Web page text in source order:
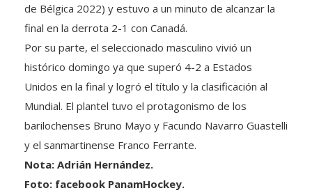
de Bélgica 2022) y estuvo a un minuto de alcanzar la
final en la derrota 2-1 con Canadá.
Por su parte, el seleccionado masculino vivió un
histórico domingo ya que superó 4-2 a Estados
Unidos en la final y logró el título y la clasificación al
Mundial. El plantel tuvo el protagonismo de los
barilochenses Bruno Mayo y Facundo Navarro Guastelli
y el sanmartinense Franco Ferrante.
Nota: Adrián Hernández.
Foto: facebook PanamHockey.